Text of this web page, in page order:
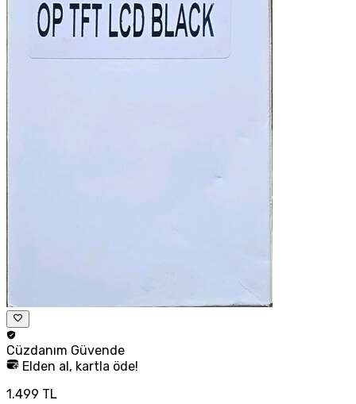
Cüzdanım Güvende
Elden al, kartla öde!
1.499 TL